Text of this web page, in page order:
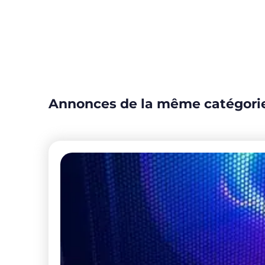
Annonces de la même